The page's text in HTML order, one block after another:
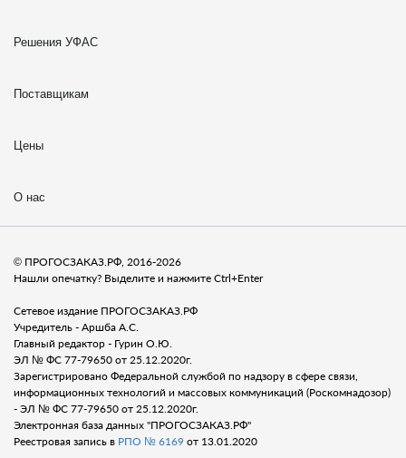
Решения УФАС
Поставщикам
Цены
О нас
© ПРОГОСЗАКАЗ.РФ, 2016-2026
Нашли опечатку? Выделите и нажмите Ctrl+Enter
Сетевое издание ПРОГОСЗАКАЗ.РФ
Учредитель - Аршба А.С.
Главный редактор - Гурин О.Ю.
ЭЛ № ФС 77-79650 от 25.12.2020г.
Зарегистрировано Федеральной службой по надзору в сфере связи,
информационных технологий и массовых коммуникаций (Роскомнадозор)
- ЭЛ № ФС 77-79650 от 25.12.2020г.
Электронная база данных "ПРОГОСЗАКАЗ.РФ"
Реестровая запись в РПО № 6169 от 13.01.2020